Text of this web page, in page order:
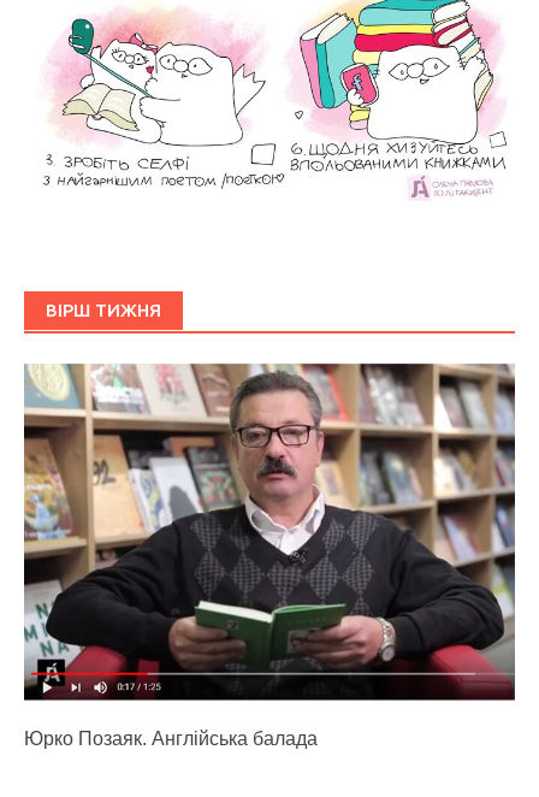
ВІРШ ТИЖНЯ
Юрко Позаяк. Англійська балада